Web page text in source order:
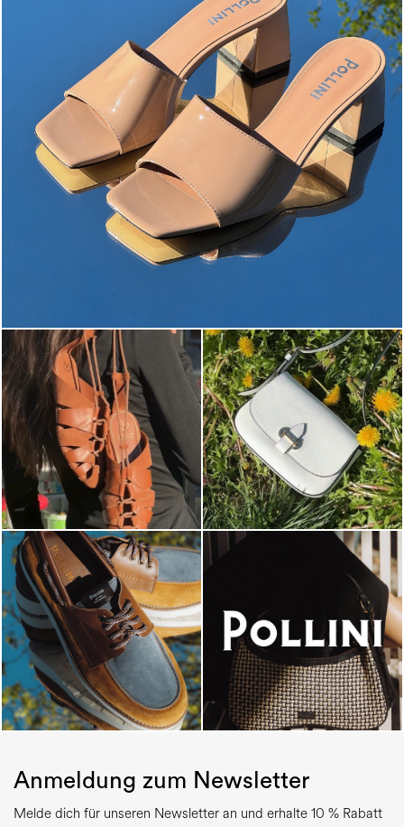
The most-wanted mules and sandals are now on sale. ...
Anmeldung zum Newsletter
Melde dich für unseren Newsletter an und erhalte 10 % Rabatt